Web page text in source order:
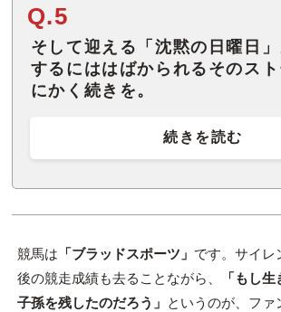
Q.5
そして迎える「沈黙の日曜日
するにははばかられるそのス
にかく続きを。
続きを読む
競馬は 「ブラッドスポーツ」 です。サイレ
後の競走成績も去ることながら、
「もし
子孫を残したのだろう」 というのが、フ